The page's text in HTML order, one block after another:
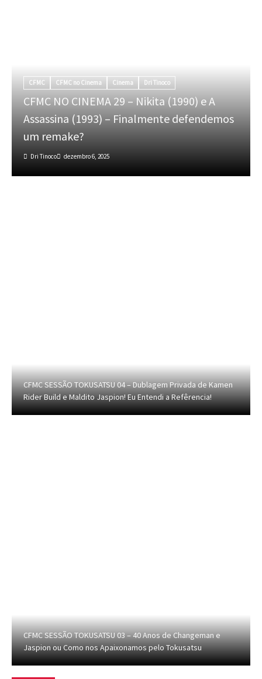
CFMC CFMC no Cinema Cinema Dri Tinoco
CFMC NO CINEMA 29 – Nikita (1990) e A
Assassina (1993) – Finalmente defendemos
um remake?
Dri Tinoco dezembro 6, 2025
CFMC SESSÃO TOKUSATSU 04 – Dublagem Privada de Kamen
Rider Build e Maldito Jaspion! Eu Entendi a Refêrencia!
CFMC SESSÃO TOKUSATSU 03 – 40 Anos de Changeman e
Jaspion ou Como nos Apaixonamos pelo Tokusatsu